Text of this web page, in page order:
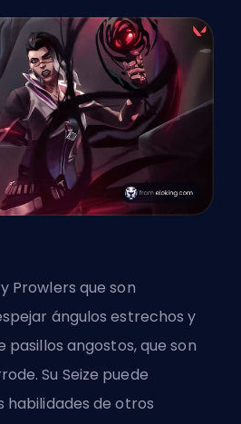
Prowlers que son
ángulos estrechos y
pasillos angostos, que son
Su Seize puede
habilidades de otros